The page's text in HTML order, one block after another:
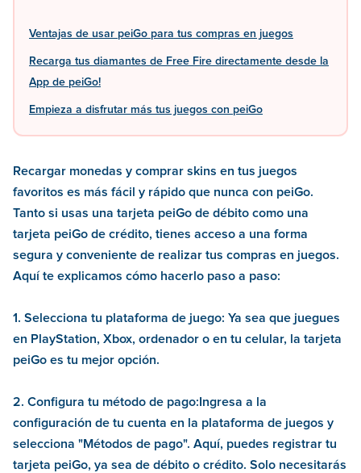
Ventajas de usar peiGo para tus compras en juegos
Recarga tus diamantes de Free Fire directamente desde la
App de peiGo!
Empieza a disfrutar más tus juegos con peiGo
Recargar monedas y comprar skins en tus juegos
favoritos es más fácil y rápido que nunca con peiGo.
Tanto si usas una tarjeta peiGo de débito como una
tarjeta peiGo de crédito, tienes acceso a una forma
segura y conveniente de realizar tus compras en juegos.
Aquí te explicamos cómo hacerlo paso a paso:
1. Selecciona tu plataforma de juego: Ya sea que juegues
en PlayStation, Xbox, ordenador o en tu celular, la tarjeta
peiGo es tu mejor opción.
2. Configura tu método de pago:Ingresa a la
configuración de tu cuenta en la plataforma de juegos y
selecciona "Métodos de pago". Aquí, puedes registrar tu
tarjeta peiGo, ya sea de débito o crédito. Solo necesitarás